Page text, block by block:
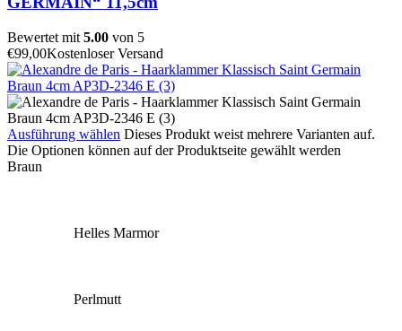
Bewertet mit 5.00 von 5
€99,00Kostenloser Versand
Ausführung wählen Dieses Produkt weist mehrere Varianten auf.
Die Optionen können auf der Produktseite gewählt werden
Braun
Helles Marmor
Perlmutt